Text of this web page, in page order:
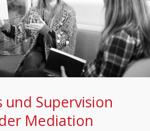
und Supervision
Mediation